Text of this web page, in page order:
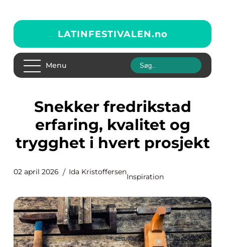
LATINFESTIVALEN.no
Menu
Snekker fredrikstad
erfaring, kvalitet og
trygghet i hvert prosjekt
02 april 2026 Ida Kristoffersen
Inspiration